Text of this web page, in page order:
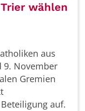
wählen
aus
9. November
Gremien
auf.